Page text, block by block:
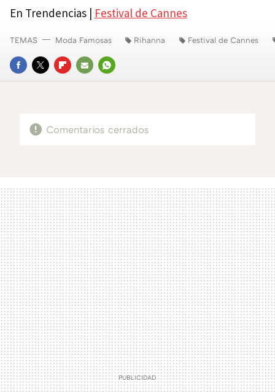
En Trendencias | Festival de Cannes
FACEBOOK
TWITTERFLIPBOARD
E-
WHATSAPP
TEMAS Moda Famosas Rihanna Festival de Cannes
Comentarios cerrados